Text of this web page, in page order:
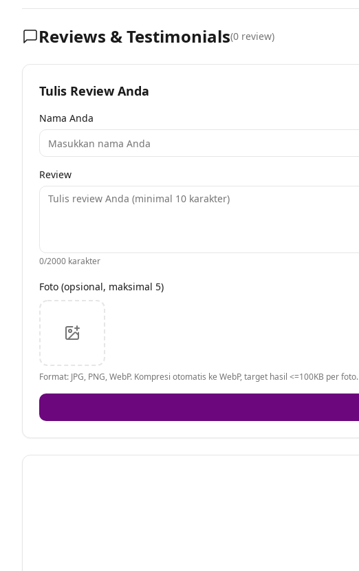
Reviews & Testimonials(0 review)
Tulis Review Anda
Nama Anda
Review
0/2000 karakter
Foto (opsional, maksimal 5)
Format: JPG, PNG, WebP. Kompresi otomatis ke WebP, target hasil <=100KB per foto.